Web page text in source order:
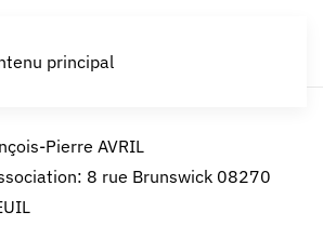
principal
Pierre AVRIL
8 rue Brunswick 08270